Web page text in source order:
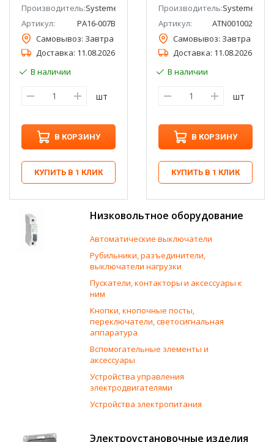
(ранее Schneider Electric)
Производитель:Systeme Electric (ранее Schneider Electric)
Артикул:
PA16-007B
Самовывоз: Завтра
Доставка: 11.08.2026
В наличии
шт
В КОРЗИНУ
КУПИТЬ В 1 КЛИК
Производитель:Systeme
Артикул:
ATN001002
Самовывоз: Завтра
Доставка: 11.08.2026
В наличии
шт
В КОРЗИНУ
КУПИТЬ В 1 КЛИК
Низковольтное оборудование
Автоматические выключатели
Рубильники, разъединители,
выключатели нагрузки
Пускатели, контакторы и аксессуары к
ним
Кнопки, кнопочные посты,
переключатели, светосигнальная
аппаратура
Вспомогательные элементы и
аксессуары
Устройства управления
электродвигателями
Устройства электропитания
Электроустановочные изделия